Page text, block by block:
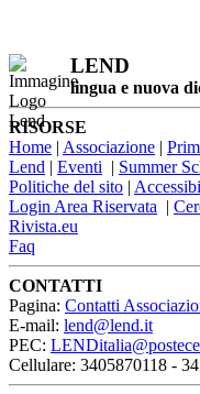
LEND
lingua e nuova
RISORSE
Home | Associazione |
Lend | Eventi | Summer
Politiche del sito |
Login Area Riservata |
Rivista.eu
Faq
CONTATTI
Pagina: Contatti
E-mail: lend@lend.it
PEC:
Cellulare: 3405870118 -